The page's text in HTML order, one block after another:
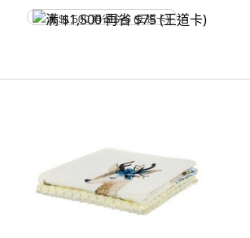
满 $1,500 再省 $75 (王道卡)